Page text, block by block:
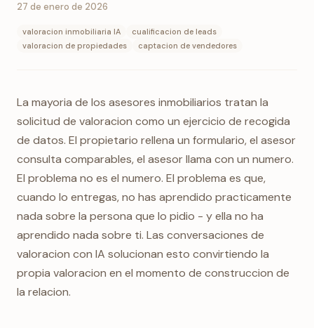
27 de enero de 2026
valoracion inmobiliaria IA
cualificacion de leads
valoracion de propiedades
captacion de vendedores
La mayoria de los asesores inmobiliarios tratan la
solicitud de valoracion como un ejercicio de recogida
de datos. El propietario rellena un formulario, el asesor
consulta comparables, el asesor llama con un numero.
El problema no es el numero. El problema es que,
cuando lo entregas, no has aprendido practicamente
nada sobre la persona que lo pidio - y ella no ha
aprendido nada sobre ti. Las conversaciones de
valoracion con IA solucionan esto convirtiendo la
propia valoracion en el momento de construccion de
la relacion.